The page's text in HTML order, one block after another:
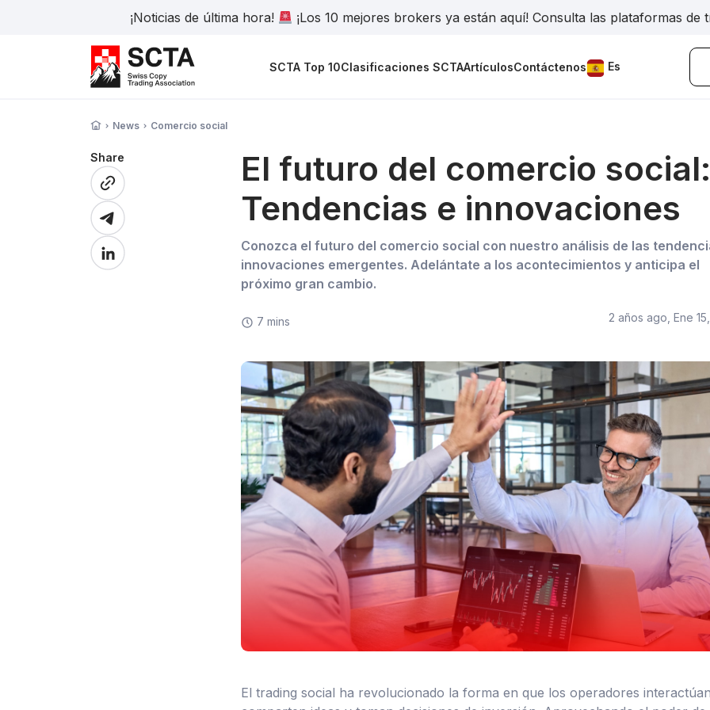
¡Noticias de última hora! ¡Los 10 mejores brokers ya están aquí! Consulta las plataformas
SCTA Top 10Clasificaciones SCTAArtículosContáctenos Es
News Comercio social
Share
El futuro del comercio social:
Tendencias e innovaciones
Conozca el futuro del comercio social con nuestro análisis de las
innovaciones emergentes. Adelántate a los acontecimientos y anticipa el
próximo gran cambio.
7 mins 2 años ago, Ene 15,
El trading social ha revolucionado la forma en que los operadores